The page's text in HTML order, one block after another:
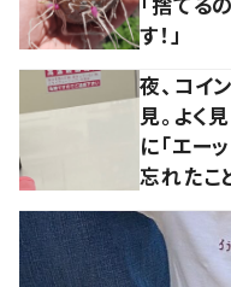
す！」
夜、コイ
見。よく
に「エー
忘れたこ